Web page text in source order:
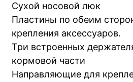
Сухой носовой люк
Пластины по обеим
крепления аксессуаров.
Три встроенных
кормовой части
Направляющие для